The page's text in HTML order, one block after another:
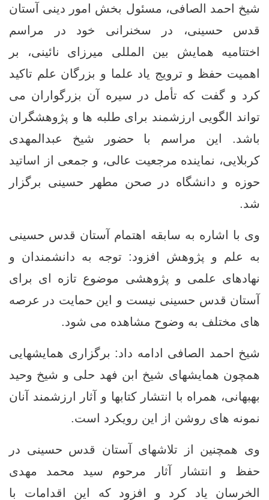
شیخ احمد الصافی، مسئول بخش امور دینی آستان
قدس حسینی، در سخنرانی خود در مراسم
اختتامیه همایش بین‌ المللی میرزای نائینی، بر
اهمیت حفظ و ترویج یاد علما و بزرگان علم تاکید
کرد و گفت که تأمل در سیره آن بزرگواران می
‌تواند الگویی ارزشمند برای طلبه ها و پژوهشگران
باشد. این مراسم با حضور شیخ عبدالمهدی
کربلایی، نماینده مرجعیت عالی، و جمعی از اساتید
حوزه و دانشگاه در صحن مطهر حسینی برگزار
شد.
وی با اشاره به سابقه اهتمام آستان قدس حسینی
به علم و پژوهش افزود: توجه به دانشمندان و
نهادهای علمی و پژوهشی موضوع تازه ‌ای برای
آستان قدس حسینی نیست و این حمایت در عرصه‌
های مختلف به وضوح مشاهده می‌ شود.
شیخ احمد الصافی ادامه داد: برگزاری همایشهایی
همچون همایشهای شیخ ابن فهد حلی و شیخ وحید
بهبهانی، همراه با انتشار کتابها و آثار ارزشمند آنان
نمونه ‌های روشن از این رویکرد است.
وی همچنین از تلاشهای آستان قدس حسینی در
حفظ و انتشار آثار مرحوم سید محمد مهدی
الخرسان یاد کرد و افزود که این اقدامات با